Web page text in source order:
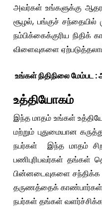
அவர்கள் உங்களுக்கு
சூழல், பங்குச் சந்தையில்
நம்பிக்கைக்குரிய
விளைவுகளை
உங்கள் நிதிநிலை மேம்பட
உத்தியோகம்
இந்த மாதம் உங்கள்
மற்றும் புதுமையான
நபர்கள் இந்த மாதம்
பணிபுரிபவர்கள் தங்கள்
பின்னடைவுகளை சந்திக்க
தருணத்தைக் காண்பார்கள்.
நபர்கள் தங்கள்